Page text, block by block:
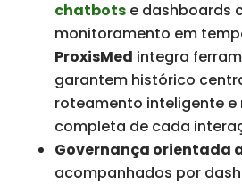
chatbotse dashboards
monitoramento em
ProxisMed integra
garantem histórico
roteamento inteligente
completa de cada
Governança orientada
acompanhados por